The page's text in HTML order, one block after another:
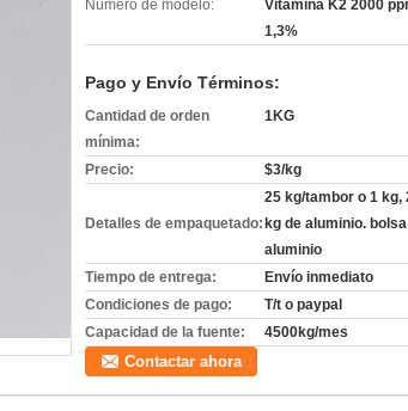
Número de modelo:
Vitamina K2 2000
1,3%
Pago y Envío Términos:
Cantidad de orden
mínima:
1KG
Precio: $3/kg
Detalles de empaquetado:
25 kg/tambor o 1 kg,
kg de aluminio.
aluminio
Tiempo de entrega:
Envío inmediato
Condiciones de pago:
T/t o paypal
Capacidad de la fuente:
4500kg/mes
Contactar ahora